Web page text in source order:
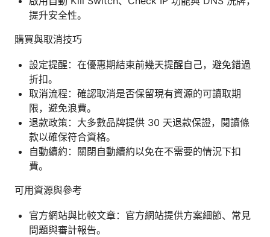
提升安全性。
購買與取消技巧
設定提醒：在優惠期結束前幾天提醒自己，避免錯過
折扣。
取消流程：確認取消是否保留現有資源的可讀取期
限，避免浪費。
退款政策：大多數品牌提供 30 天退款保證，閱讀條
款以確保符合資格。
自動續約：關閉自動續約以免在不需要的情況下扣
費。
可用資源與參考
官方網站與比較文章：官方網站提供方案細節、常見
問題與審計報告。